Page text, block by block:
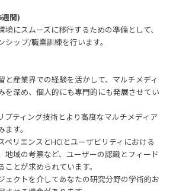
間)
にスムーズに移行するための準備として、
ップ/職業訓練を行います。
と産業界での経験を活かして、マルチメディ
を深め、個人的にも専門的にも発展させてい
プティング技術とより高度なマルチメディア
す。
ペリエンスとHCIとユーザビリティにおける
地域の考察など、ユーザーの認識とフィード
とが求められています。
ェクトを介してあなたの研究分野の学術的お